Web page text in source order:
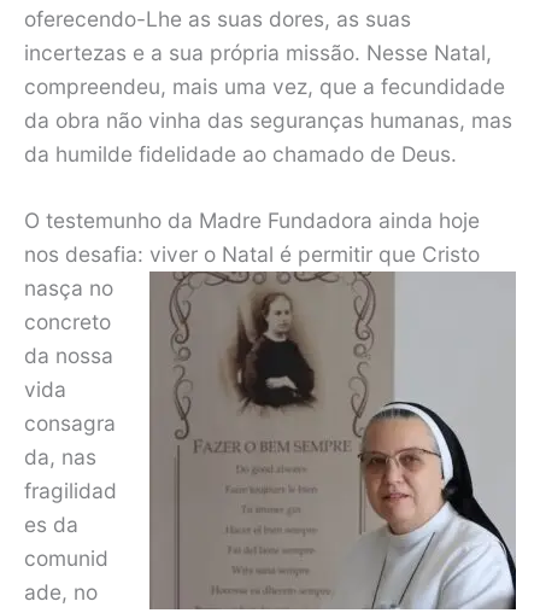
oferecendo-Lhe as suas dores, as suas
incertezas e a sua própria missão. Nesse Natal,
compreendeu, mais uma vez, que a fecundidade
da obra não vinha das seguranças humanas, mas
da humilde fidelidade ao chamado de Deus.
O testemunho da Madre Fundadora ainda hoje
nos desafia: viver o Natal é permitir que Cristo
nasça no
concreto
da nossa
vida
consagra
da, nas
fragilidad
es da
comunid
ade, no